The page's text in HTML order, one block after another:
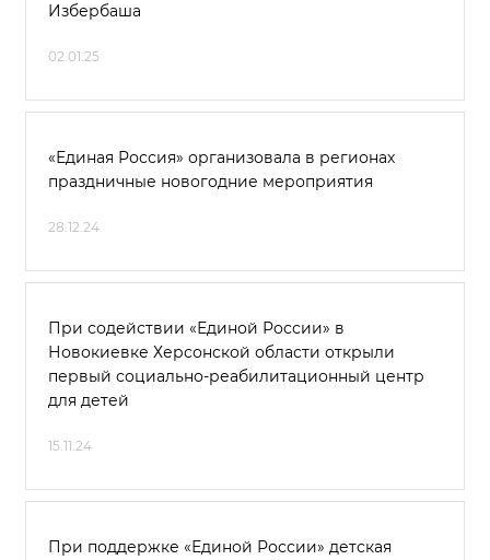
Избербаша
02.01.25
«Единая Россия» организовала в регионах
праздничные новогодние мероприятия
28.12.24
При содействии «Единой России» в
Новокиевке Херсонской области открыли
первый социально-реабилитационный центр
для детей
15.11.24
При поддержке «Единой России» детская